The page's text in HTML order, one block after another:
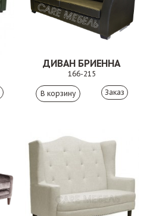
ДИВАН БРИЕННА
166-215
Заказ